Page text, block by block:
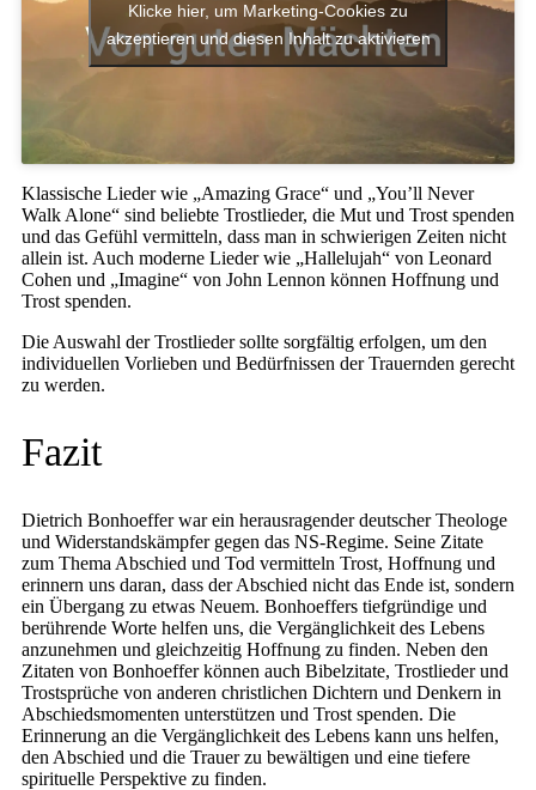
Klicke hier, um Marketing-Cookies zu
akzeptieren und diesen Inhalt zu aktivieren
Klassische Lieder wie „Amazing Grace“ und „You’ll Never
Walk Alone“ sind beliebte Trostlieder, die Mut und Trost spenden
und das Gefühl vermitteln, dass man in schwierigen Zeiten nicht
allein ist. Auch moderne Lieder wie „Hallelujah“ von Leonard
Cohen und „Imagine“ von John Lennon können Hoffnung und
Trost spenden.
Die Auswahl der Trostlieder sollte sorgfältig erfolgen, um den
individuellen Vorlieben und Bedürfnissen der Trauernden gerecht
zu werden.
Fazit
Dietrich Bonhoeffer war ein herausragender deutscher Theologe
und Widerstandskämpfer gegen das NS-Regime. Seine Zitate
zum Thema Abschied und Tod vermitteln Trost, Hoffnung und
erinnern uns daran, dass der Abschied nicht das Ende ist, sondern
ein Übergang zu etwas Neuem. Bonhoeffers tiefgründige und
berührende Worte helfen uns, die Vergänglichkeit des Lebens
anzunehmen und gleichzeitig Hoffnung zu finden. Neben den
Zitaten von Bonhoeffer können auch Bibelzitate, Trostlieder und
Trostsprüche von anderen christlichen Dichtern und Denkern in
Abschiedsmomenten unterstützen und Trost spenden. Die
Erinnerung an die Vergänglichkeit des Lebens kann uns helfen,
den Abschied und die Trauer zu bewältigen und eine tiefere
spirituelle Perspektive zu finden.